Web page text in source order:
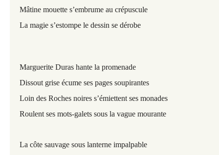
Mâtine mouette s’embrume au crépuscule
La magie s’estompe le dessin se dérobe
Marguerite Duras hante la promenade
Dissout grise écume ses pages soupirantes
Loin des Roches noires s’émiettent ses monades
Roulent ses mots-galets sous la vague mourante
La côte sauvage sous lanterne impalpable